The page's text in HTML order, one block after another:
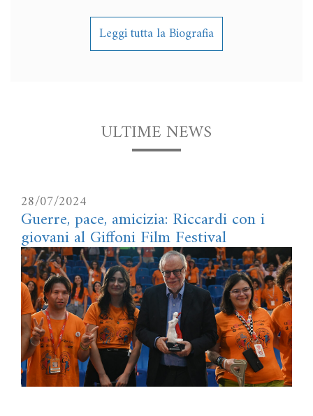
Leggi tutta la Biografia
ULTIME NEWS
28/07/2024
Guerre, pace, amicizia: Riccardi con i
giovani al Giffoni Film Festival